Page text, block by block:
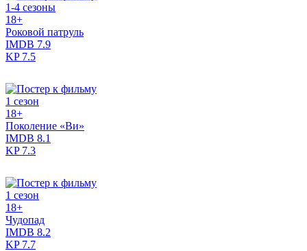
1-4 сезоны
18+
Роковой патруль
IMDB 7.9
KP7.5
1 сезон
18+
Поколение «Ви»
IMDB 8.1
KP7.3
1 сезон
18+
Чудопад
IMDB 8.2
KP7.7